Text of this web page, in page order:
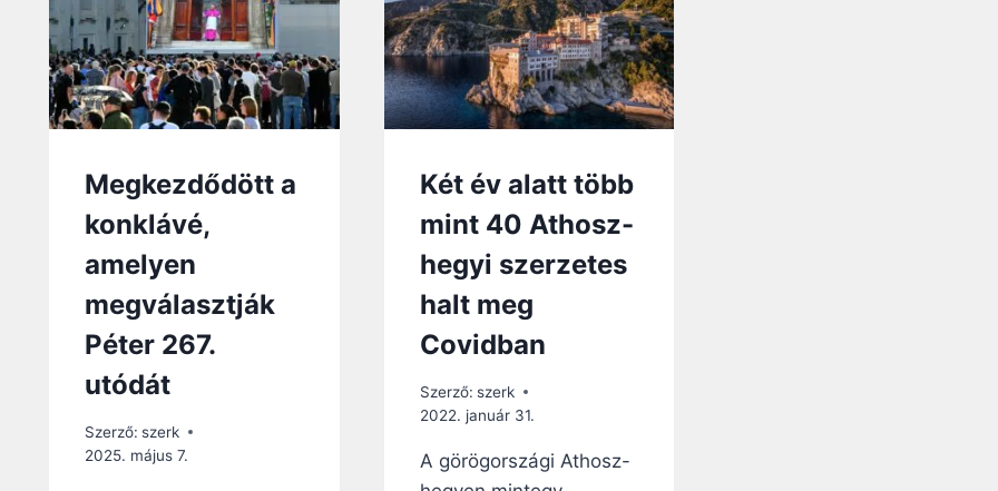
Megkezdődött a
konklávé,
amelyen
megválasztják
Péter 267.
utódát
Szerző: szerk
2025. május 7.
Két év alatt több
mint 40 Athosz-
hegyi szerzetes
halt meg
Covidban
Szerző: szerk
2022. január 31.
A görögországi Athosz-